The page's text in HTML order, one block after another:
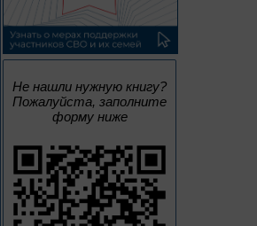
Не нашли нужную книгу?
Пожалуйста, заполните
форму ниже